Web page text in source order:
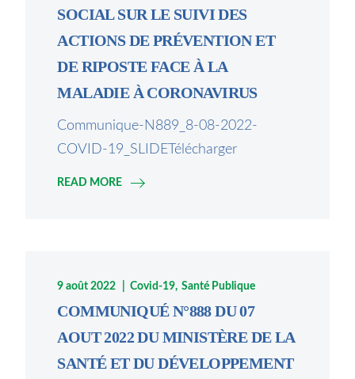
SOCIAL SUR LE SUIVI DES
ACTIONS DE PRÉVENTION ET
DE RIPOSTE FACE À LA
MALADIE À CORONAVIRUS
Communique-N889_8-08-2022-
COVID-19_SLIDETélécharger
READ MORE
9 août 2022 Covid-19 Santé Publique
COMMUNIQUÉ N°888 DU 07
AOUT 2022 DU MINISTÈRE DE LA
SANTÉ ET DU DÉVELOPPEMENT